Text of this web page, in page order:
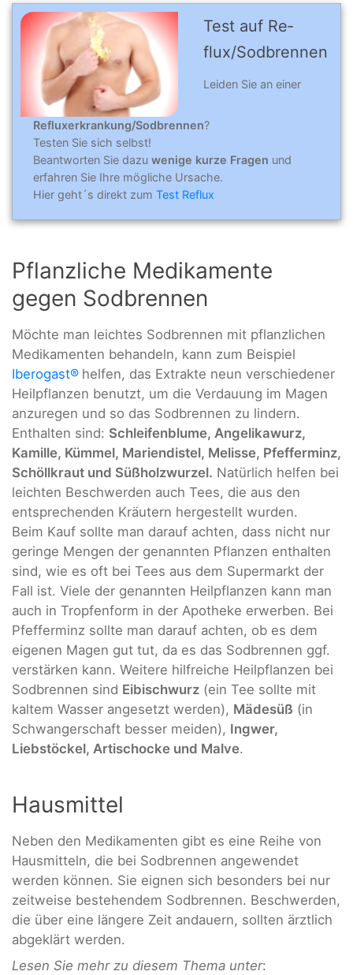
Test auf Re­
flux/Sod­bren­nen
Leiden Sie an einer
Refluxerkrankung/Sodbrennen?
Testen Sie sich selbst!
Beantworten Sie dazu wenige kurze Fragen und
erfahren Sie Ihre mögliche Ursache.
Hier geht´s direkt zum Test Reflux
Pflanzliche Medikamente
gegen Sodbrennen
Möchte man leichtes Sodbrennen mit pflanzlichen
Medikamenten behandeln, kann zum Beispiel
Iberogast® helfen, das Extrakte neun verschiedener
Heilpflanzen benutzt, um die Verdauung im Magen
anzuregen und so das Sodbrennen zu lindern.
Enthalten sind: Schleifenblume, Angelikawurz,
Kamille, Kümmel, Mariendistel, Melisse, Pfefferminz,
Schöllkraut und Süßholzwurzel. Natürlich helfen bei
leichten Beschwerden auch Tees, die aus den
entsprechenden Kräutern hergestellt wurden.
Beim Kauf sollte man darauf achten, dass nicht nur
geringe Mengen der genannten Pflanzen enthalten
sind, wie es oft bei Tees aus dem Supermarkt der
Fall ist. Viele der genannten Heilpflanzen kann man
auch in Tropfenform in der Apotheke erwerben. Bei
Pfefferminz sollte man darauf achten, ob es dem
eigenen Magen gut tut, da es das Sodbrennen ggf.
verstärken kann. Weitere hilfreiche Heilpflanzen bei
Sodbrennen sind Eibischwurz (ein Tee sollte mit
kaltem Wasser angesetzt werden), Mädesüß (in
Schwangerschaft besser meiden), Ingwer,
Liebstöckel, Artischocke und Malve.
Hausmittel
Neben den Medikamenten gibt es eine Reihe von
Hausmitteln, die bei Sodbrennen angewendet
werden können. Sie eignen sich besonders bei nur
zeitweise bestehendem Sodbrennen. Beschwerden,
die über eine längere Zeit andauern, sollten ärztlich
abgeklärt werden.
Lesen Sie mehr zu diesem Thema unter: